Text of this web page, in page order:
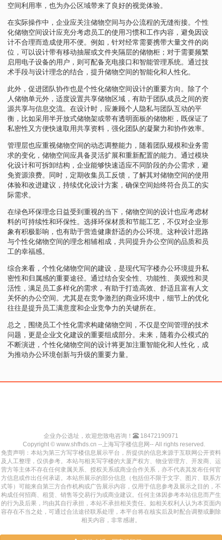
空间利用率，也为办公区域带来了良好的视觉体验。
在实际操作中，企业应关注储物空间与办公流程的无缝衔接。个性
化储物空间设计应充分考虑员工的使用习惯和工作内容，避免因设
计不合理而造成使用不便。例如，针对经常需要携带大量文件的岗
位，可以设计带有移动抽屉或文件夹隔层的储物柜；对于需要频繁
启用电子设备的用户，则可配备充电接口和智能管理系统。通过技
术手段与设计理念的结合，提升储物空间的智能化和人性化。
此外，促进团队协作也是个性化储物空间设计的重要方向。除了个
人储物单元外，适度设置共享储物区域，有助于团队成员之间的资
源共享与信息交流。在设计时，应兼顾个人隐私与团队互动的平
衡，比如采用半开放式储物架或带有透明面板的储物柜，既保证了
私密性又方便快速取用共享资料，强化团队的凝聚力和协作效率。
管理层也应重视储物空间的动态调整能力，随着团队规模和业务需
求的变化，储物空间应具备灵活扩展和重新配置的能力。通过模块
化设计和可拆卸结构，企业能够快速适应不同阶段的办公需求，避
免资源浪费。同时，定期收集员工反馈，了解其对储物空间的使用
体验和改进建议，持续优化设计方案，确保空间始终符合员工的实
际需求。
在绿色环保理念日益受到重视的当下，储物空间的设计也应考虑材
料的可持续性和环保性。选择环保材质和节能工艺，不仅对企业形
象有积极影响，也有助于营造健康舒适的办公环境。这种设计思路
与个性化储物空间的理念相辅相成，共同提升办公空间的品质和员
工的幸福感。
综合来看，个性化储物空间的建设，是现代写字楼办公环境提升私
密性和归属感的重要途径。通过结合安全性、功能性、美观性和灵
活性，满足员工多样化的需求，有助于打造高效、舒适且富有人文
关怀的办公空间。尤其是在竞争激烈的商业环境中，细节上的优化
往往是提升员工满意度和企业竞争力的关键所在。
总之，围绕员工个性化需求构建储物空间，不仅是空间管理的技术
问题，更是企业文化建设的重要组成部分。未来，随着办公模式的
不断演进，个性化储物空间的设计将更加注重智能化和人性化，成
为推动办公环境创新与升级的重要力量。
企业办公选址，欢迎您致电咨询！
18472190971
Copyright © www.shfhds.cn --上海写字楼信息网-- All rights reserved.
免责声明：本站为第三方写字楼信息展示平台，所提供的信息来源于互联网公开资料
及人工整理，仅供参考。本站与相关写字楼的大厦产权方、物业管理方、开发商、运
营方等主体不存在任何隶属关系、授权关系或商业合作关系，亦不代表其发布任何官
方信息或作出任何承诺。本站所展示的部分信息（包括但不限于文字、图片、联系方
式等）可能来自第三方合作机构或广告展示内容，仅用于信息参考及展示之目的，不
构成任何招商、租赁、销售等交易行为或商业建议。任何主体因参考本站信息而产生
的行为及后果，均由其自行承担，本站不承担相关责任。如相关权利人认为本页面内
容存在不当之处，可通过合法途径联系处理，本平台将在核实后及时配合调整或删除
相关内容，非常感谢。